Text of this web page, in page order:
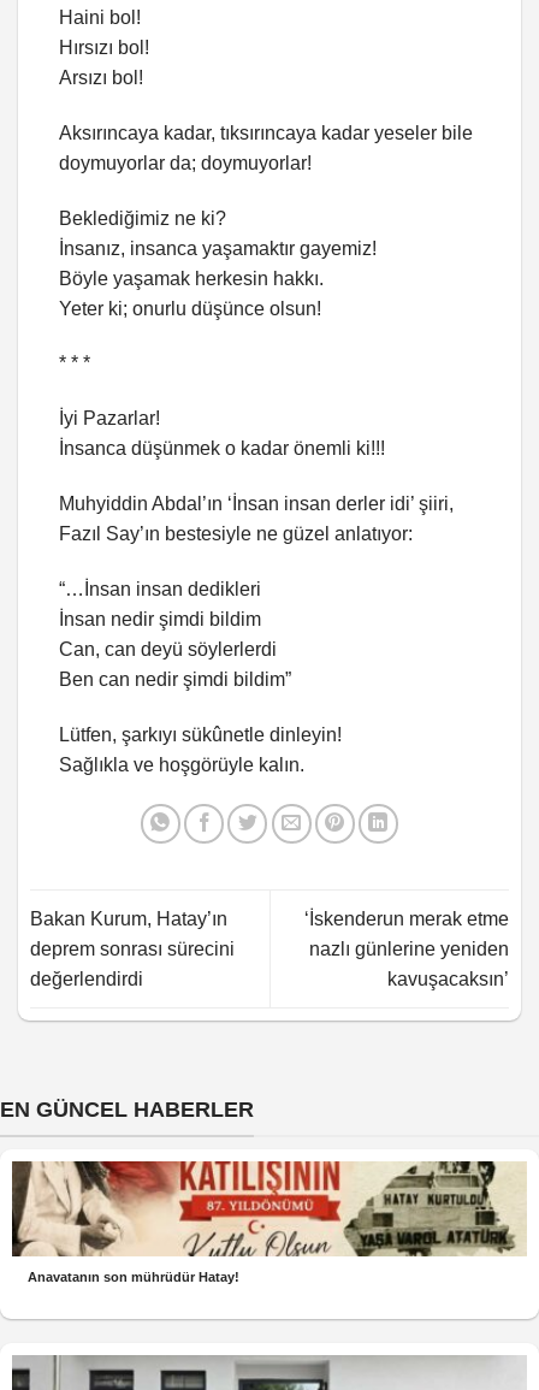
Haini bol!
Hırsızı bol!
Arsızı bol!
Aksırıncaya kadar, tıksırıncaya kadar yeseler bile
doymuyorlar da; doymuyorlar!
Beklediğimiz ne ki?
İnsanız, insanca yaşamaktır gayemiz!
Böyle yaşamak herkesin hakkı.
Yeter ki; onurlu düşünce olsun!
* * *
İyi Pazarlar!
İnsanca düşünmek o kadar önemli ki!!!
Muhyiddin Abdal’ın ‘İnsan insan derler idi’ şiiri,
Fazıl Say’ın bestesiyle ne güzel anlatıyor:
“…İnsan insan dedikleri
İnsan nedir şimdi bildim
Can, can deyü söylerlerdi
Ben can nedir şimdi bildim”
Lütfen, şarkıyı sükûnetle dinleyin!
Sağlıkla ve hoşgörüyle kalın.
Bakan Kurum, Hatay’ın
deprem sonrası sürecini
değerlendirdi
‘İskenderun merak etme
nazlı günlerine yeniden
kavuşacaksın’
EN GÜNCEL HABERLER
Anavatanın son mührüdür Hatay!